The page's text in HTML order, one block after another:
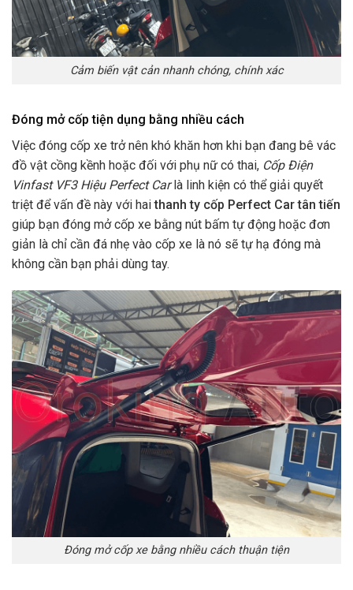
Cảm biến vật cản nhanh chóng, chính xác
Đóng mở cốp tiện dụng bằng nhiều cách
Việc đóng cốp xe trở nên khó khăn hơn khi bạn đang bê vác
đồ vật cồng kềnh hoặc đối với phụ nữ có thai, Cốp Điện
Vinfast VF3 Hiệu Perfect Car là linh kiện có thể giải quyết
triệt để vấn đề này với haithanh ty cốp Perfect Car tân tiến
giúp bạn đóng mở cốp xe bằng nút bấm tự động hoặc đơn
giản là chỉ cần đá nhẹ vào cốp xe là nó sẽ tự hạ đóng mà
không cần bạn phải dùng tay.
Đóng mở cốp xe bằng nhiều cách thuận tiện